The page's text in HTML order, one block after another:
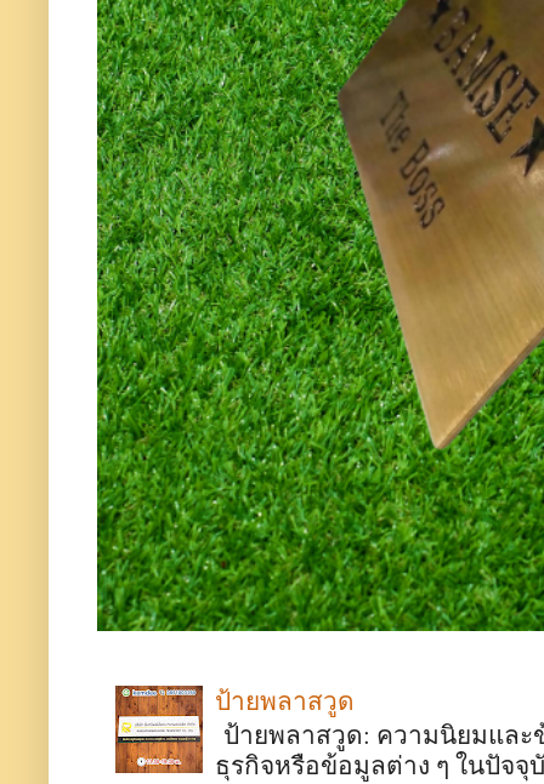
ป้ายพลาสวูด
ป้ายพลาสวูด: ความนิยมและ
ธุรกิจหรือข้อมูลต่าง ๆ ในปัจ